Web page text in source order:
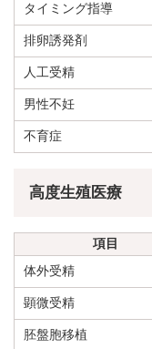
タイミング指導
排卵誘発剤
人工受精
男性不妊
不育症
高度生殖医療
項目
体外受精
顕微受精
胚盤胞移植